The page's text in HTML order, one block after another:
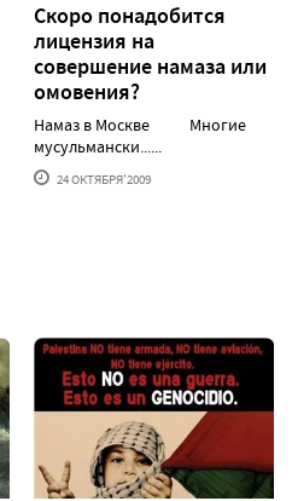
Скоро понадобится
лицензия на
совершение намаза или
омовения?
Намаз в Москве Многие
мусульмански......
24 ОКТЯБРЯ'2009